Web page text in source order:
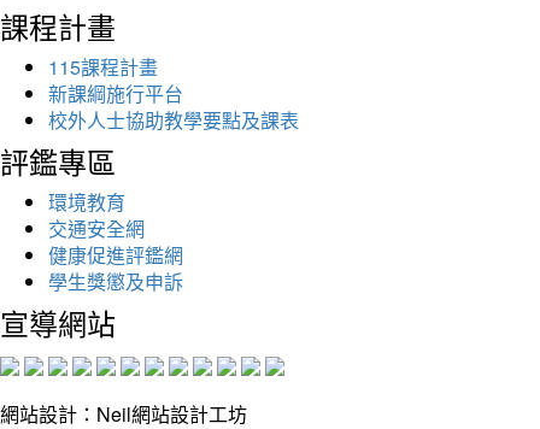
課程計畫
115課程計畫
新課綱施行平台
校外人士協助教學要點及課表
評鑑專區
環境教育
交通安全網
健康促進評鑑網
學生獎懲及申訴
宣導網站
網站設計：Neil網站設計工坊